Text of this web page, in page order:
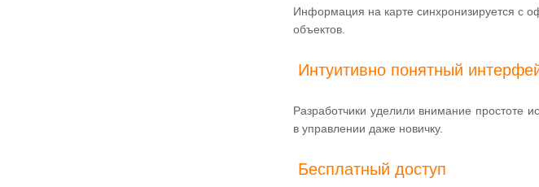
Информация на карте синхронизируется с
объектов.
Интуитивно понятный
Разработчики уделили внимание простоте
в управлении даже новичку.
Бесплатный доступ